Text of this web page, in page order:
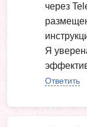
через
Я
Ответить